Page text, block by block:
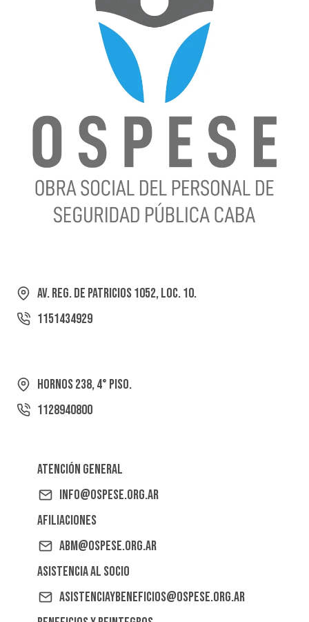
Av. Reg. de Patricios 1052, Loc. 10.
1151434929
Hornos 238, 4° Piso.
1128940800
Atención General
info@ospese.org.ar
Afiliaciones
abm@ospese.org.ar
Asistencia al Socio
asistenciaybeneficios@ospese.org.ar